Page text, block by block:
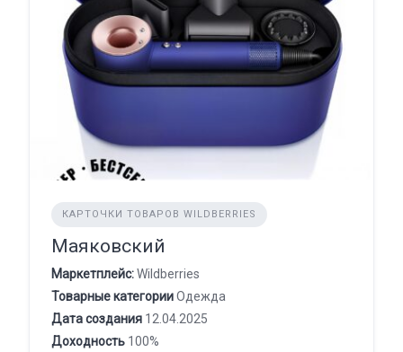
КАРТОЧКИ ТОВАРОВ WILDBERRIES
Маяковский
Маркетплейс:Wildberries
Товарные категорииОдежда
Дата создания 12.04.2025
Доходность 100%